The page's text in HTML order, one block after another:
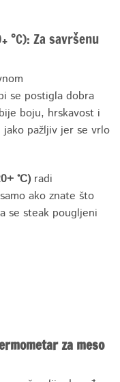
°C): Za savršenu
se postigla dobra
boju, hrskavost i
pažljiv jer se vrlo
°C)radi
ako znate što
se steak pougljeni
za meso